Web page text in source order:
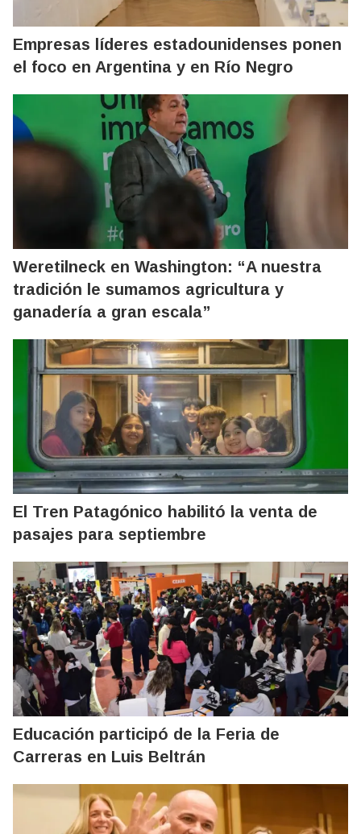
Empresas líderes estadounidenses ponen
el foco en Argentina y en Río Negro
Weretilneck en Washington: “A nuestra
tradición le sumamos agricultura y
ganadería a gran escala”
El Tren Patagónico habilitó la venta de
pasajes para septiembre
Educación participó de la Feria de
Carreras en Luis Beltrán